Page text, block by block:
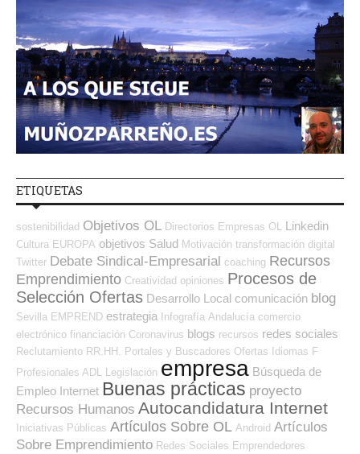
ETIQUETAS
sostenibilidad Objetivos OL Directorios Empresas OL Linkedin
Cultura EUROPA objetivos Salud Motivación transformación digital
Twitter Debate Sindical-Empresarial coaching Recursos
Emprendimiento Creatividad opiniones Procesos de
Selección Ofertas Desarrollo Local comunicación blog
Sevilla EMPREND estrategia Infografía Andalucía comercio
electrónico financiación Coronavirus blogs recursos redes sociales
Reclutamiento RR.HH. Portales y Buscadores Ofertas Idiomas F
Profesionales ADL Legislación empresa Búsqueda de
Empleo Internet Buenas prácticas proyecto
Recursos Humanos Autocandidatura Internet
Iniciativas Públicas Artículos Sobre OL Android Artículos
Sobre Emprendimiento Redes Sociales Emprendedores